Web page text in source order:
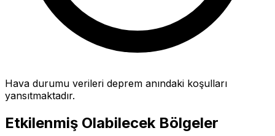
Hava durumu verileri deprem anındaki koşulları
yansıtmaktadır.
Etkilenmiş Olabilecek Bölgeler